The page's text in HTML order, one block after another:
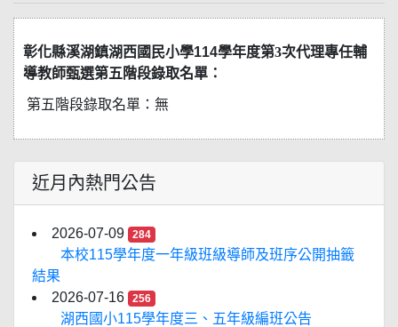
彰化縣溪湖鎮湖西國民小學114學年度第3次代理專任輔
導教師甄選第五階段錄取名單：
第五階段錄取名單：無
近月內熱門公告
2026-07-09 284
本校115學年度一年級班級導師及班序公開抽籤
結果
2026-07-16
256
湖西國小115學年度三、五年級編班公告